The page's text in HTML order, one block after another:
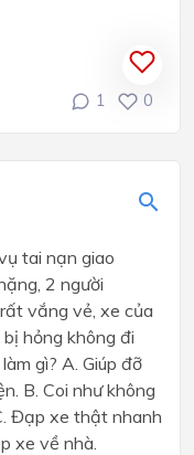
1 0
tai nạn giao
2 người
vắng vẻ, xe của
hỏng không đi
gì? A. Giúp đỡ
B. Coi như không
Đạp xe thật nhanh
xe về nhà.